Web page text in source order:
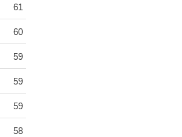
61
60
59
59
59
58